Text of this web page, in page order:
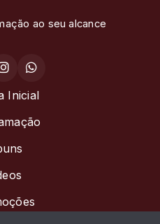
ao seu alcance
Inicial